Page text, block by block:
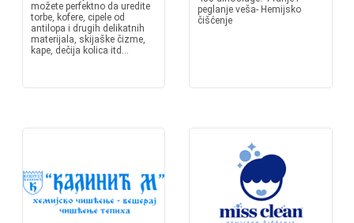
možete perfektno da uredite
torbe, kofere, cipele od
antilopa i drugih delikatnih
materijala, skijaške čizme,
kape, dečija kolica itd...
peglanje veša- Hemijsko
čišćenje